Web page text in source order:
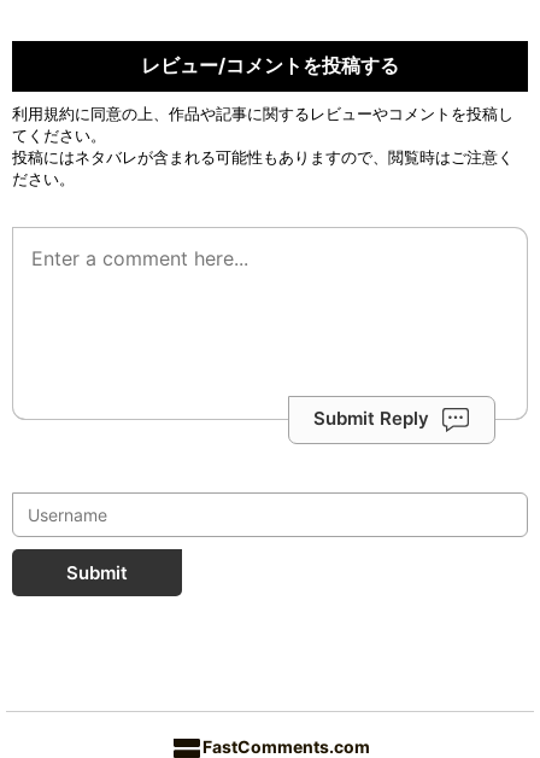
レビュー/コメントを投稿する
利用規約に同意の上、作品や記事に関するレビューやコメントを投稿し
てください。
投稿にはネタバレが含まれる可能性もありますので、閲覧時はご注意く
ださい。
Submit Reply
Submit
FastComments.com